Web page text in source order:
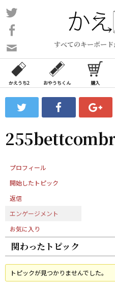
コ
ン
ン
ツ
ス
ッ
プ
すべてのキーボー
い
合
わ
フ
ォ
ム
かえうち2 おやうちくん 購入
プロフィール
開始したトピック
返信
エンゲージメント
お気に入り
関わったトピック
トピックが見つかりませんでした。